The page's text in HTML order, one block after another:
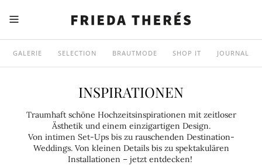
GALERIE SELECTION BRAUTMODE SHOP IT JOURNAL
INSPIRATIONEN
Traumhaft schöne Hochzeitsinspirationen mit zeitloser
Ästhetik und einem einzigartigen Design.
Von intimen Set-Ups bis zu rauschenden Destination-
Weddings. Von kleinen Details bis zu spektakulären
Installationen – jetzt entdecken!